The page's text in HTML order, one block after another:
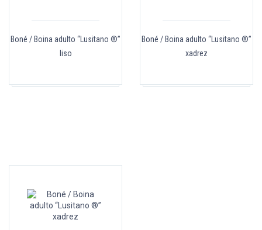
Boné / Boina adulto “Lusitano ®”
liso
Boné / Boina adulto “Lusitano ®”
xadrez